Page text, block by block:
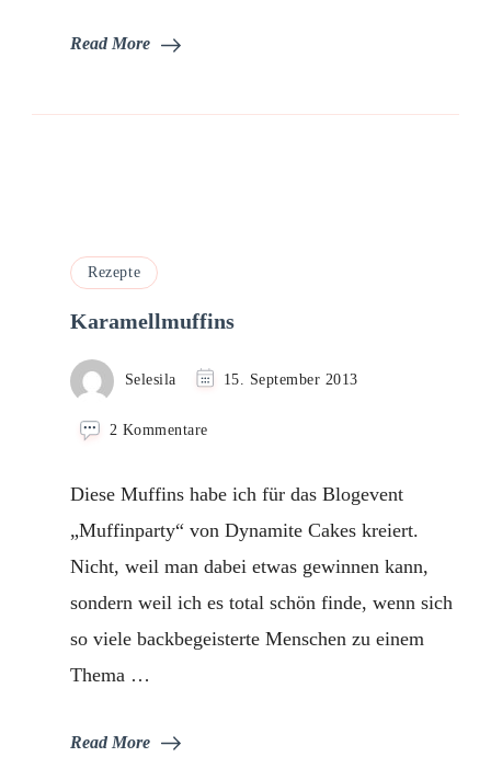
Read More
Rezepte
Karamellmuffins
Selesila 15. September 2013
2 Kommentarezu
Diese Muffins habe ich für das Blogevent
„Muffinparty“ von Dynamite Cakes kreiert.
Nicht, weil man dabei etwas gewinnen kann,
sondern weil ich es total schön finde, wenn sich
so viele backbegeisterte Menschen zu einem
Thema …
Read More